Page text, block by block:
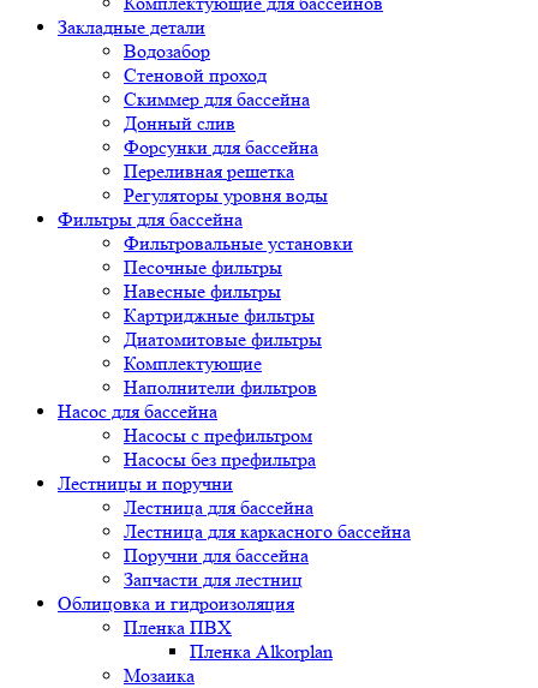
Закладные детали
Водозабор
Стеновой проход
Скиммер для бассейна
Донный слив
Форсунки для бассейна
Переливная решетка
Регуляторы уровня воды
Фильтры для бассейна
Фильтровальные установки
Песочные фильтры
Навесные фильтры
Картриджные фильтры
Диатомитовые фильтры
Комплектующие
Наполнители фильтров
Насос для бассейна
Насосы с префильтром
Насосы без префильтра
Лестницы и поручни
Лестница для бассейна
Лестница для каркасного бассейна
Поручни для бассейна
Запчасти для лестниц
Облицовка и гидроизоляция
Пленка ПВХ
Пленка Alkorplan
Мозаика